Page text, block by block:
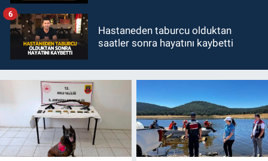
Hastaneden taburcu olduktan
saatler sonra hayatını kaybetti
6